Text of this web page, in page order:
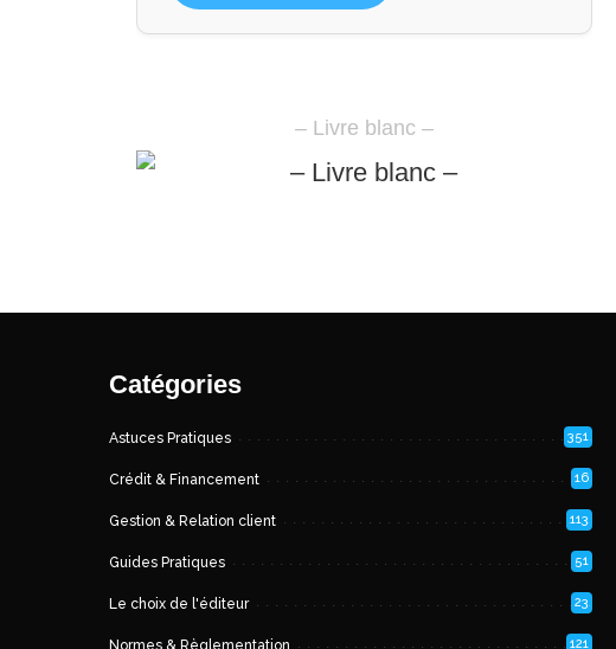
– Livre blanc –
Catégories
Astuces Pratiques 351
Crédit & Financement 16
Gestion & Relation client 113
Guides Pratiques 51
Le choix de l'éditeur 23
121